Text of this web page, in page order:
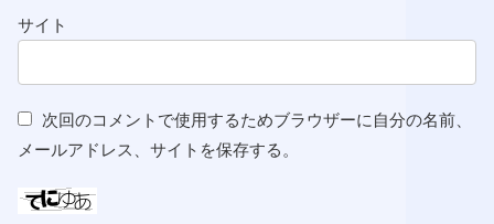
サイト
次回のコメントで使用するためブラウザーに自分の名前、
メールアドレス、サイトを保存する。